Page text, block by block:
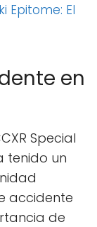
Epitome: El
en
Special
tenido un
accidente
de